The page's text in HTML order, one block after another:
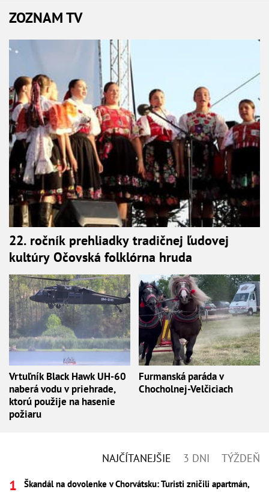
ZOZNAM TV
22. ročník prehliadky tradičnej ľudovej
kultúry Očovská folklórna hruda
Vrtuľník Black Hawk UH-60
naberá vodu v priehrade,
ktorú použije na hasenie
požiaru
Furmanská paráda v
Chocholnej-Velčiciach
NAJČÍTANEJŠIE 3 DNI TÝŽDEŇ
Škandál na dovolenke v Chorvátsku: Turisti zničili apartmán,